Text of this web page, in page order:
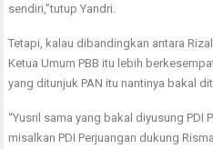
sendiri,”tutup Yandri.
Tetapi, kalau dibandingkan antara
Ketua Umum PBB itu lebih
yang ditunjuk PAN itu nantinya bakal
“Yusril sama yang bakal diyusung PDI
misalkan PDI Perjuangan dukung